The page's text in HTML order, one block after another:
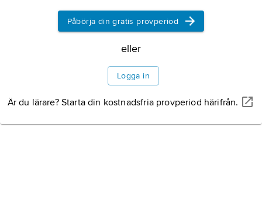
Påbörja din gratis provperiod
eller
Logga in
Är du lärare? Starta din kostnadsfria provperiod härifrån.